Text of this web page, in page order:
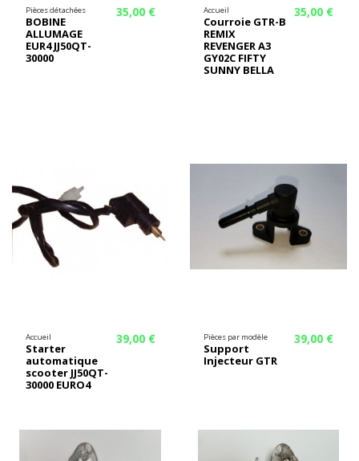
Pièces détachées
BOBINE
ALLUMAGE
EUR4 JJ50QT-
30000
35,00 € Accueil
Courroie GTR-B
REMIX
REVENGER A3
GY02C FIFTY
SUNNY BELLA
35,00 €
Accueil
Starter
automatique
scooter JJ50QT-
30000 EURO4
39,00 € Pièces par modèle
Support
Injecteur GTR
39,00 €